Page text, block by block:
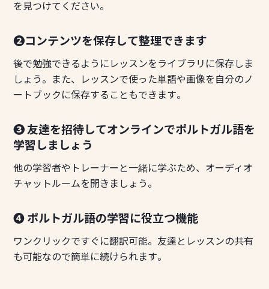
を見つけてください。
❷コンテンツを保存して整理できます
後で勉強できるようにレッスンをライブラリに保存しま
しょう。また、レッスンで使った単語や画像を自分のノ
ートブックに保存することもできます。
❸ 友達を招待してオンラインでポルトガル語を
学習しましょう
他の学習者やトレーナーと一緒に学ぶため、オーディオ
チャットルームを開きましょう。
❹ ポルトガル語の学習に役立つ機能
ワンクリックですぐに翻訳可能。友達とレッスンの共有
も可能なので簡単に続けられます。